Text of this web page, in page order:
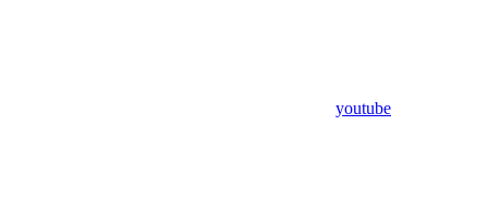
youtube